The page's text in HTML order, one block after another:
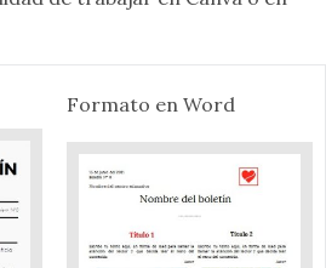
Formato en Word